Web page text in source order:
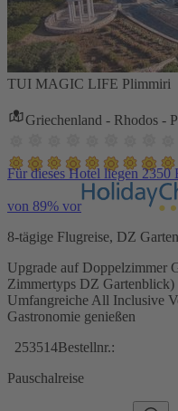
TUI MAGIC LIFE Plimmiri
Griechenland - Rhodos -
Für dieses Hotel liegen
von 89% vor
8-tägige Flugreise, DZ
Upgrade auf Doppelzimmer
Zimmertyps DZ
Umfangreiche All Inclusive
Gastronomie genießen
253514Bestellnr.:
Pauschalreise